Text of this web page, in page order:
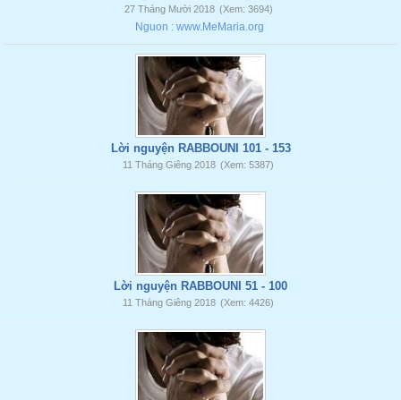
27 Tháng Mười 2018 (Xem: 3694)
Nguon : www.MeMaria.org
Lời nguyện RABBOUNI 101 - 153
11 Tháng Giêng 2018 (Xem: 5387)
Lời nguyện RABBOUNI 51 - 100
11 Tháng Giêng 2018 (Xem: 4426)